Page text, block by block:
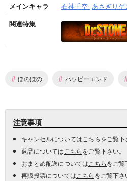
メインキャラ 石神千空 あさぎりゲ
関連特集
# ほのぼの # ハッピーエンド
注意事項
キャンセルについては こちらをご覧下
返品については こちらをご覧下さい。
おまとめ配送については こちらをご覧
再販投票については こちらをご覧下さ